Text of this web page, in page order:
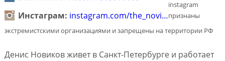
Инстаграм: instagram.com/the_novi…
instagram
признаны
экстремистскими организациями и запрещены на территории РФ
Денис Новиков живет в Санкт-Петербурге и работает